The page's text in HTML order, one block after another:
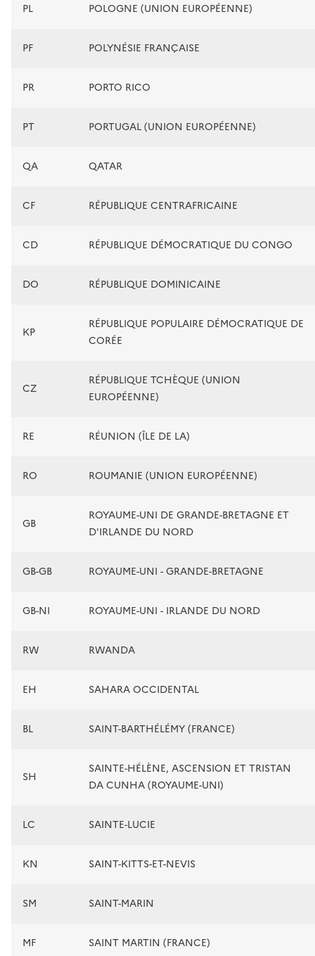
PL POLOGNE (UNION EUROPÉENNE)
PF POLYNÉSIE FRANÇAISE
PR PORTO RICO
PT PORTUGAL (UNION EUROPÉENNE)
QA QATAR
CF RÉPUBLIQUE CENTRAFRICAINE
CD RÉPUBLIQUE DÉMOCRATIQUE DU CONGO
DO RÉPUBLIQUE DOMINICAINE
KP
RÉPUBLIQUE POPULAIRE DÉMOCRATIQUE DE
CORÉE
CZ
RÉPUBLIQUE TCHÈQUE (UNION
EUROPÉENNE)
RE RÉUNION (ÎLE DE LA)
RO ROUMANIE (UNION EUROPÉENNE)
GB
ROYAUME-UNI DE GRANDE-BRETAGNE ET
D'IRLANDE DU NORD
GB-GB ROYAUME-UNI - GRANDE-BRETAGNE
GB-NI ROYAUME-UNI - IRLANDE DU NORD
RW RWANDA
EH SAHARA OCCIDENTAL
BL SAINT-BARTHÉLÉMY (FRANCE)
SH
SAINTE-HÉLÈNE, ASCENSION ET TRISTAN
DA CUNHA (ROYAUME-UNI)
LC SAINTE-LUCIE
KN SAINT-KITTS-ET-NEVIS
SM SAINT-MARIN
MF SAINT MARTIN (FRANCE)